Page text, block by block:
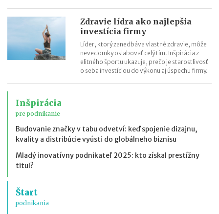
Zdravie lídra ako najlepšia
investícia firmy
Líder, ktorý zanedbáva vlastné zdravie, môže
nevedomky oslabovať celý tím. Inšpirácia z
elitného športu ukazuje, prečo je starostlivosť
o seba investíciou do výkonu aj úspechu firmy.
Inšpirácia
pre podnikanie
Budovanie značky v tabu odvetví: keď spojenie dizajnu,
kvality a distribúcie vyústi do globálneho biznisu
Mladý inovatívny podnikateľ 2025: kto získal prestížny
titul?
Štart
podnikania